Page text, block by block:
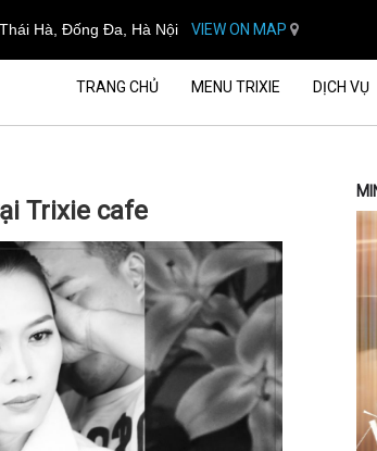
Hà, Đống Đa, Hà Nội VIEW ON MAP
TRANG CHỦ MENU TRIXIE DỊCH VỤ
Trixie cafe